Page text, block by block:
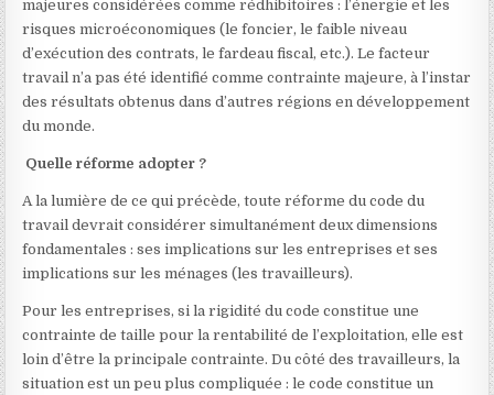
majeures considérées comme rédhibitoires : l’énergie et les
risques microéconomiques (le foncier, le faible niveau
d’exécution des contrats, le fardeau fiscal, etc.). Le facteur
travail n’a pas été identifié comme contrainte majeure, à l’instar
des résultats obtenus dans d’autres régions en développement
du monde.
Quelle réforme adopter ?
A la lumière de ce qui précède, toute réforme du code du
travail devrait considérer simultanément deux dimensions
fondamentales : ses implications sur les entreprises et ses
implications sur les ménages (les travailleurs).
Pour les entreprises, si la rigidité du code constitue une
contrainte de taille pour la rentabilité de l’exploitation, elle est
loin d’être la principale contrainte. Du côté des travailleurs, la
situation est un peu plus compliquée : le code constitue un